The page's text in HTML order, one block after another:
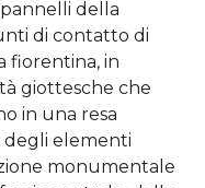
della
di contatto di
fiorentina, in
giottesche che
in una resa
degli elementi
monumentale